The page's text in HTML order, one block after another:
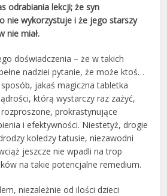
odrabiania lekcji; że syn
nie wykorzystuje i że jego starszy
nie miał.
doświadczenia – że w takich
nadziei pytanie, że może ktoś…
jakaś magiczna tabletka
którą wystarczy raz zażyć,
prokrastynujące
i efektywności. Niestetyż, drogie
koledzy tatusie, niezawodni
jeszcze nie wpadli na trop
na takie potencjalne remedium.
niezależnie od ilości dzieci